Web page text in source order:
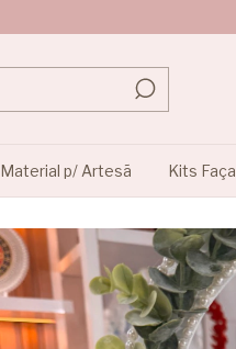
Material p/ Artesã Kits